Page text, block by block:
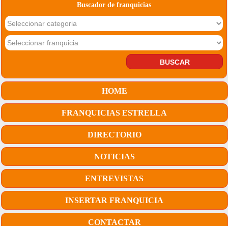
Buscador de franquicias
HOME
FRANQUICIAS ESTRELLA
DIRECTORIO
NOTICIAS
ENTREVISTAS
INSERTAR FRANQUICIA
CONTACTAR